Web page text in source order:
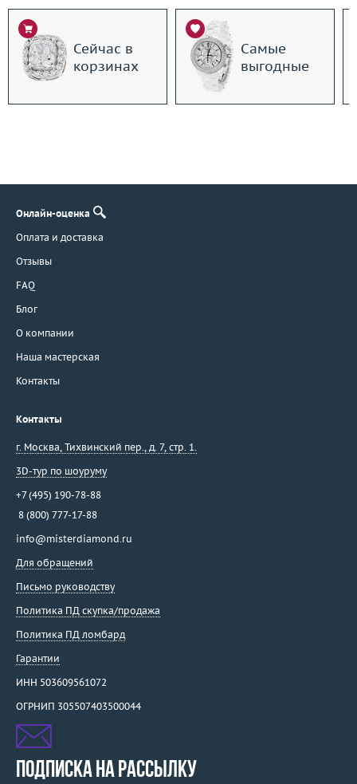
Сейчас в
корзинах
Самые
выгодные
Онлайн-оценка
Оплата и доставка
Отзывы
FAQ
Блог
О компании
Наша мастерская
Контакты
Контакты
г. Москва Тихвинский пер., д. 7, стр. 1.
3D-тур по шоуруму
+7 (495) 190-78-88
8 (800) 777-17-88
info@misterdiamond.ru
Для обращений
Письмо руководству
Политика ПД скупка/продажа
Политика ПД ломбард
Гарантии
ИНН 503609561072
ОГРНИП 305507403500044
ПОДПИСКА НА РАССЫЛКУ